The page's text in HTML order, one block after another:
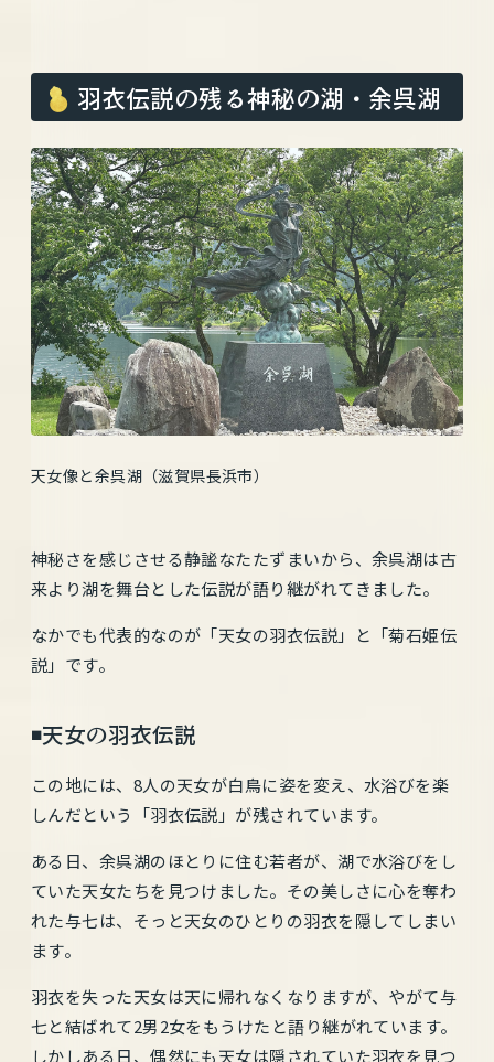
羽衣伝説の残る神秘の湖・余呉湖
天女像と余呉湖（滋賀県長浜市）
神秘さを感じさせる静謐なたたずまいから、余呉湖は古
来より湖を舞台とした伝説が語り継がれてきました。
なかでも代表的なのが「天女の羽衣伝説」と「菊石姫伝
説」です。
◾️天女の羽衣伝説
この地には、8人の天女が白鳥に姿を変え、水浴びを楽
しんだという「羽衣伝説」が残されています。
ある日、余呉湖のほとりに住む若者が、湖で水浴びをし
ていた天女たちを見つけました。その美しさに心を奪わ
れた与七は、そっと天女のひとりの羽衣を隠してしまい
ます。
羽衣を失った天女は天に帰れなくなりますが、やがて与
七と結ばれて2男2女をもうけたと語り継がれています。
しかしある日、偶然にも天女は隠されていた羽衣を見つ